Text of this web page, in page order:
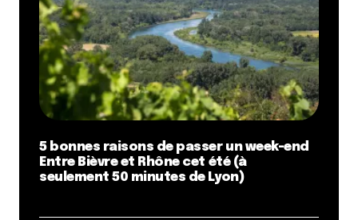
5 bonnes raisons de passer un week-end
Entre Bièvre et Rhône cet été (à
seulement 50 minutes de Lyon)